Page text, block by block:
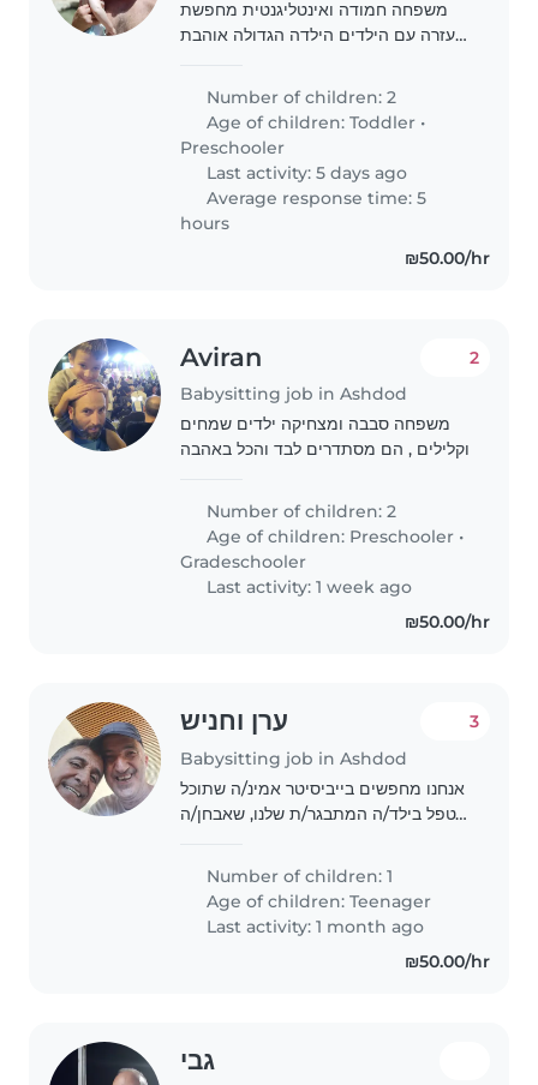
משפחה חמודה ואינטליגנטית מחפשת
עזרה עם הילדים הילדה הגדולה אוהבת
Number of children: 2
Age of children:Toddler •
Preschooler
Last activity: 5 days ago
Average response time: 5
hours
₪50.00/hr
Aviran
Babysitting job in Ashdod
2
משפחה סבבה ומצחיקה ילדים שמחים
וקלילים , הם מסתדרים לבד והכל באהבה
Number of children: 2
Age of children: Preschooler •
Gradeschooler
Last activity: 1 week ago
₪50.00/hr
ערן וחניש
Babysitting job in Ashdod
3
אנחנו מחפשים בייביסיטר אמינ/ה שתוכל
לטפל בילד/ה המתבגר/ת שלנו, שאבחן/ה
למישה/הו שרגיל/ה לעבוד עם ילדים בגיל
ההתבגרות ויודע/ת לטפל בצרכים
מיוחדים. היכולת..
Number of children: 1
Age of children:Teenager
Last activity: 1 month ago
₪50.00/hr
גבי